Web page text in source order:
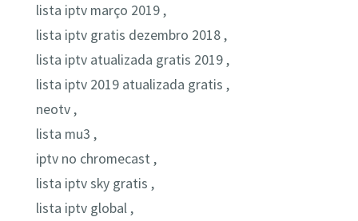
lista iptv março 2019 ,
lista iptv gratis dezembro 2018 ,
lista iptv atualizada gratis 2019 ,
lista iptv 2019 atualizada gratis ,
neotv ,
lista mu3 ,
iptv no chromecast ,
lista iptv sky gratis ,
lista iptv global ,